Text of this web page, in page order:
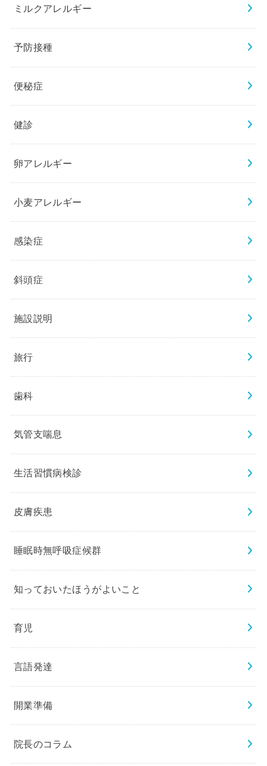
ミルクアレルギー
予防接種
便秘症
健診
卵アレルギー
小麦アレルギー
感染症
斜頭症
施設説明
旅行
歯科
気管支喘息
生活習慣病検診
皮膚疾患
睡眠時無呼吸症候群
知っておいたほうがよいこと
育児
言語発達
開業準備
院長のコラム